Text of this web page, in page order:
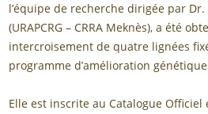
l’équipe de recherche dirigée par
(URAPCRG – CRRA Meknès), a été
intercroisement de quatre lignées
programme d’amélioration
Elle est inscrite au Catalogue Officiel